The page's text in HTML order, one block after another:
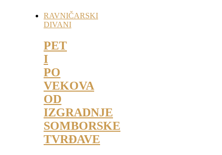
RAVNIČARSKI
DIVANI
PET
I
PO
VEKOVA
OD
IZGRADNJE
SOMBORSKE
TVRĐAVE